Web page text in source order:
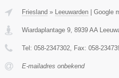
Friesland » Leeuwarden Google
Wiardaplantage 9 8939 AA
Tel: 058-2347302 , Fax: 058-
E-mailadres onbekend